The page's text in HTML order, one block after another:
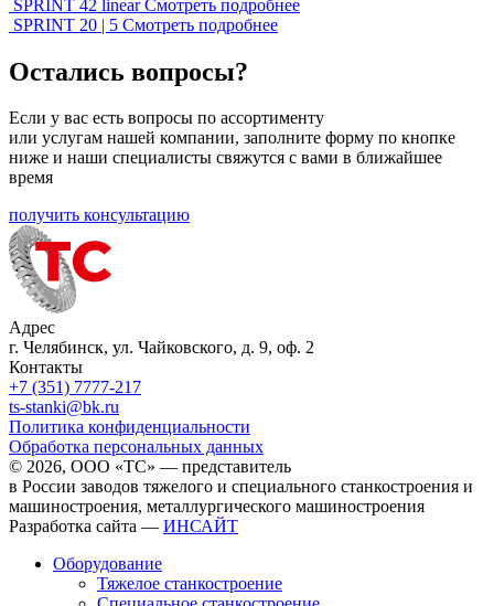
SPRINT 42 linear Смотреть подробнее
SPRINT 20 | 5 Смотреть подробнее
Остались вопросы?
Если у вас есть вопросы по ассортименту
или услугам нашей компании, заполните форму по кнопке
ниже и наши специалисты свяжутся с вами в ближайшее
время
получить консультацию
Адрес
г. Челябинск, ул. Чайковского, д. 9, оф. 2
Контакты
+7 (351) 7777-217
ts-stanki@bk.ru
Политика конфиденциальности
Обработка персональных данных
© 2026, ООО «ТС» — представитель
в России заводов тяжелого и специального станкостроения и
машиностроения, металлургического машиностроения
Разработка сайта — ИНСАЙТ
Оборудование
Тяжелое станкостроение